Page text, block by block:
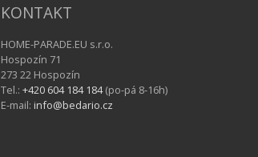
KONTAKT
HOME-PARADE.EU s.r.o.
Hospozín 71
273 22 Hospozín
Tel.: +420 604 184 184(po-pá 8-16h)
E-mail: info@bedario.cz